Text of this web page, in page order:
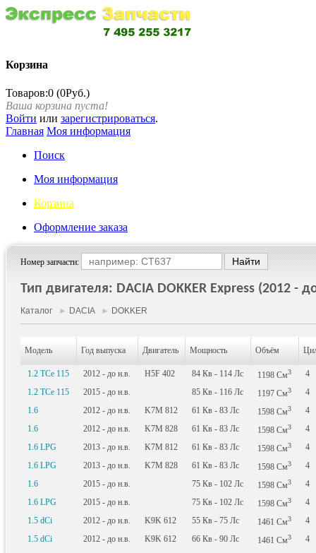
Корзина
Товаров:0 (0Руб.)
Ваша корзина пуста!
Войти или зарегистрироваться.
Главная Моя информация
Поиск
Моя информация
Корзина
Оформление заказа
Номер запчасти:
Тип двигателя: DACIA DOKKER Express (2012 -
Каталог ► DACIA► DOKKER
Модель Год выпуска Двигатель Мощность Объём
1.2 TCe 115 2012 - до н.в. H5F 402 84 Кв - 114 Лс 1198 См3
4
1.2 TCe 115
2015 - до н.в. 85 Кв - 116 Лс 1197 См3
4
1.6
2012 - до н.в. K7M 812 61 Кв - 83 Лс 1598 См3
4
1.6
2012 - до н.в. K7M 828 61 Кв - 83 Лс 1598 См3
4
1.6 LPG
2013 - до н.в. K7M 812 61 Кв - 83 Лс 1598 См3
4
1.6 LPG
2013 - до н.в. K7M 828 61 Кв - 83 Лс 1598 См3
4
1.6
2015 - до н.в. 75 Кв - 102 Лс 1598 См3
4
1.6 LPG
2015 - до н.в. 75 Кв - 102 Лс 1598 См3
4
1.5 dCi
2012 - до н.в. K9K 612 55 Кв - 75 Лс 1461 См3
4
1.5 dCi
2012 - до н.в. K9K 612 66 Кв - 90 Лс 1461 См3 4